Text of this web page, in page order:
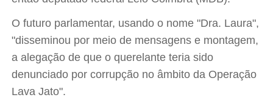
O futuro parlamentar, usando o nome "Dra. Laura",
"disseminou por meio de mensagens e montagem,
a alegação de que o querelante teria sido
denunciado por corrupção no âmbito da Operação
Lava Jato".